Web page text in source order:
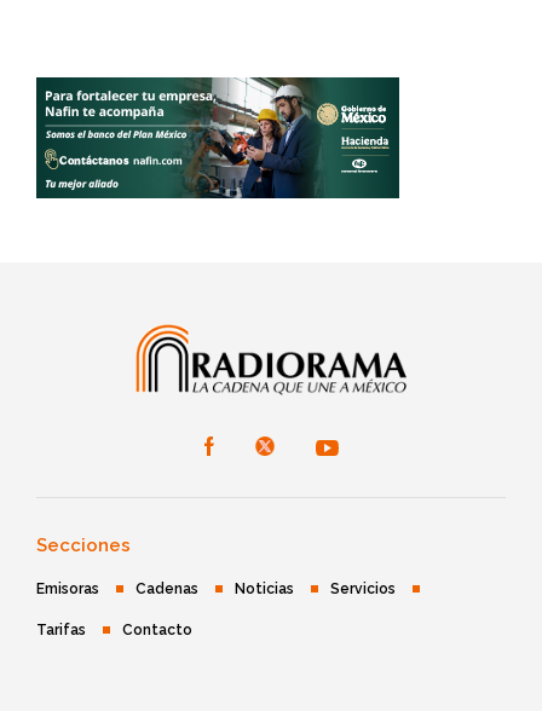
Secciones
Emisoras Cadenas Noticias Servicios
Tarifas Contacto